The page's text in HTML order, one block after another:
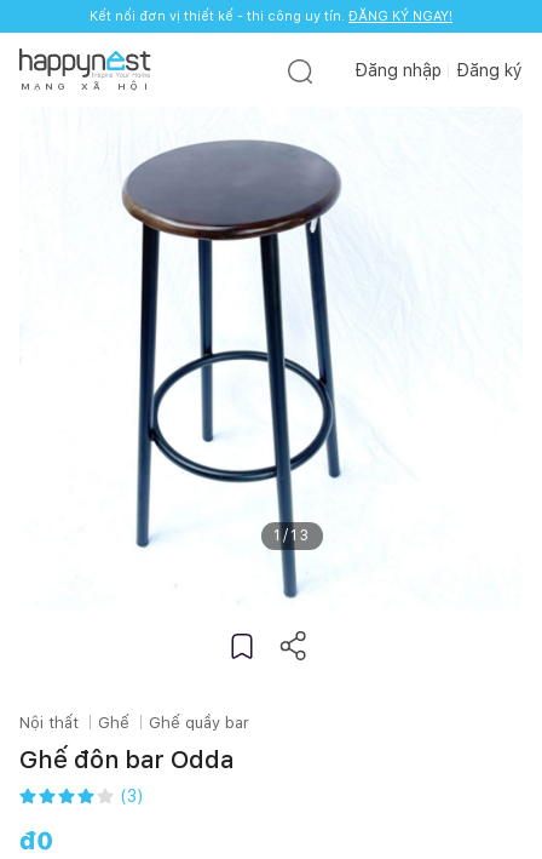
Kết nối đơn vị thiết kế - thi công uy tín. ĐĂNG KÝ NGAY!
M Ạ N G X Ã H Ộ I
Đăng nhập Đăng ký
1 /13
Nội thất Ghế Ghế quầy bar
Ghế đôn bar Odda
(3)
đ0